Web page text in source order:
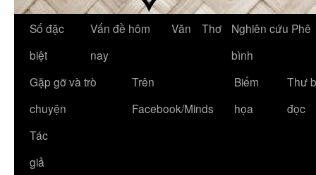
Số đặc
biệt
Vấn đề hôm
nay
Văn Thơ
Nghiên cứu Phê
bình
Gặp gỡ và trò
chuyện
Trên
Facebook/Minds
Biếm
họa
Thư
đọc
Tác
giả